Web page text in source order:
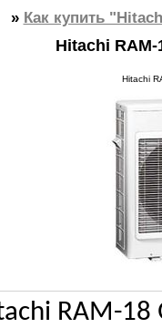
» Как купить
Hitachi
Hitachi
RAM-18